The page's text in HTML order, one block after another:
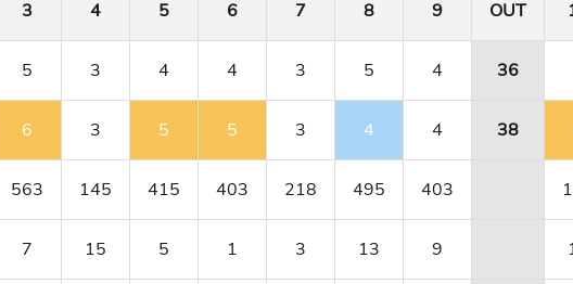
3 4 5 6 7 8 9 OUT
5 3 4 4 3 5 4 36
6 3 5 5 3 4 4 38
563 145 415 403 218 495 403
7 15 5 1 3 13 9